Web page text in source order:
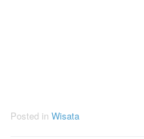
Posted in Wisata